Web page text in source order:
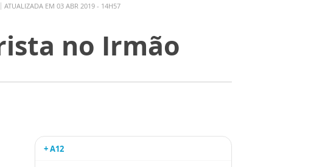
ATUALIZADA EM 03 ABR 2019 - 14H57
no Irmão
+ A12